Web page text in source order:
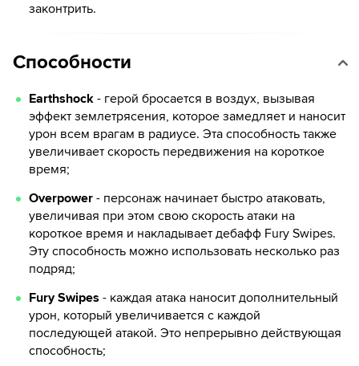
законтрить.
Способности
Earthshock - герой бросается в воздух, вызывая
эффект землетрясения, которое замедляет и наносит
урон всем врагам в радиусе. Эта способность также
увеличивает скорость передвижения на короткое
время;
Overpower - персонаж начинает быстро атаковать,
увеличивая при этом свою скорость атаки на
короткое время и накладывает дебафф Fury Swipes.
Эту способность можно использовать несколько раз
подряд;
Fury Swipes - каждая атака наносит дополнительный
урон, который увеличивается с каждой
последующей атакой. Это непрерывно действующая
способность;